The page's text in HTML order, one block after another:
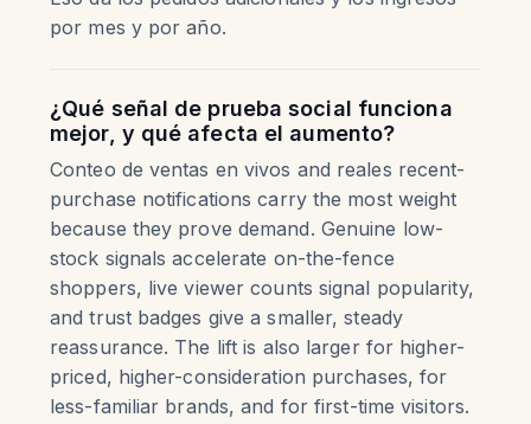
por mes y por año.
¿Qué señal de prueba social funciona
mejor, y qué afecta el aumento?
Conteo de ventas en vivos and reales recent-
purchase notifications carry the most weight
because they prove demand. Genuine low-
stock signals accelerate on-the-fence
shoppers, live viewer counts signal popularity,
and trust badges give a smaller, steady
reassurance. The lift is also larger for higher-
priced, higher-consideration purchases, for
less-familiar brands, and for first-time visitors.